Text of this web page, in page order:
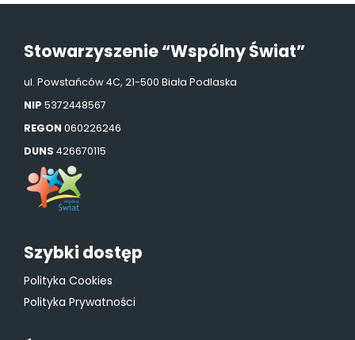
Stowarzyszenie “Wspólny Świat”
ul. Powstańców 4C, 21-500 Biała Podlaska
NIP 5372448567
REGON 060226246
DUNS 426670115
Szybki dostęp
Polityka Cookies
Polityka Prywatności